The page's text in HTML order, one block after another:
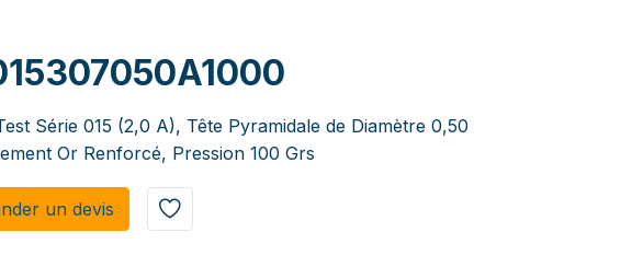
Série 015 (2,0 A), Tête Pyramidale de Diamètre 0,50
Or Renforcé, Pression 100 Grs
un de​​vis​​